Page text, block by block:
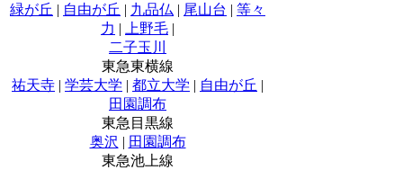
緑が丘 | 自由が丘 | 九品仏 | 尾山台 | 等々
力 | 上野毛 |
二子玉川
東急東横線
祐天寺 | 学芸大学 | 都立大学 | 自由が丘 |
田園調布
東急目黒線
奥沢 | 田園調布
東急池上線